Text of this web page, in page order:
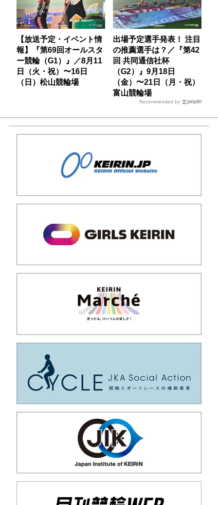
【放送予定・イベント情
報】『第69回オールスタ
ー競輪（G1）』／8月11
日（火・祝）〜16日
（日）松山競輪場
出場予定選手発表！ 注目
の推薦選手は？／『第42
回 共同通信社杯
（G2）』9月18日
（金）〜21日（月・祝）
富山競輪場
Recommended by